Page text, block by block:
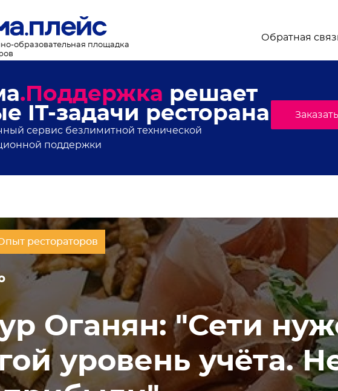
образовательная площадка
Обратная
ресторанного мира,
и анонсы мероприятий
рассылке от Лемма.Плейс. Подпишись!
рестораторов
Оганян: "Сети
уровень учёта.